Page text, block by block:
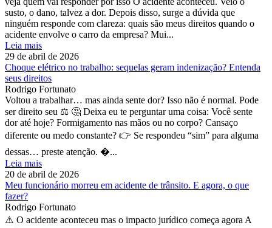
susto, o dano, talvez a dor. Depois disso, surge a dúvida que
ninguém responde com clareza: quais são meus direitos quando o
acidente envolve o carro da empresa? Mui...
Leia mais
29 de abril de 2026
Choque elétrico no trabalho: sequelas geram indenização? Entenda
seus direitos
Rodrigo Fortunato
Voltou a trabalhar… mas ainda sente dor? Isso não é normal. Pode
ser direito seu ⚖️ 🤔 Deixa eu te perguntar uma coisa: Você sente
dor até hoje? Formigamento nas mãos ou no corpo? Cansaço
diferente ou medo constante? 👉 Se respondeu “sim” para alguma
dessas… preste atenção. �...
Leia mais
20 de abril de 2026
Meu funcionário morreu em acidente de trânsito. E agora, o que
fazer?
Rodrigo Fortunato
⚠️ O acidente aconteceu mas o impacto jurídico começa agora A